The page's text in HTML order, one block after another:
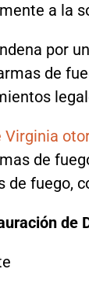
a la
por
de
de
de fuego,
de